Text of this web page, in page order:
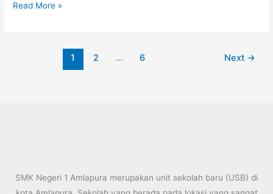
Read More »
1 2 … 6 Next →
SMK Negeri 1 Amlapura merupakan unit sekolah baru (USB) di